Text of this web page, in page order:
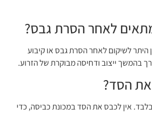
לאחר הסרת גבס?
היתר לשיקום לאחר הסרת גבס או קיבוע
בהמשך ייצוב ודחיסה מבוקרת של הזרוע.
את הסד?
בלבד. אין לכבס את הסד במכונת כביסה, כדי